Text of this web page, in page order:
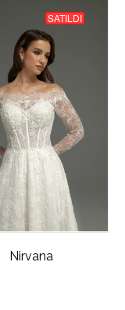
SATILDI
Nirvana